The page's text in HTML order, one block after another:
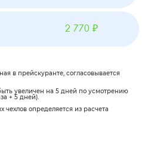
2 770 ₽
в прейскуранте, согласовывается
увеличен на 5 дней по усмотрению
+ 5 дней).
определяется из расчета